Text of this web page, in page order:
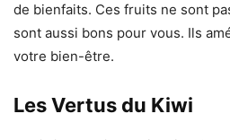
de bienfaits. Ces fruits ne sont
sont aussi bons pour vous. Ils
votre bien-être.
Les Vertus du Kiwi